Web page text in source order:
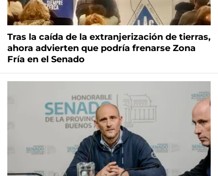
Tras la caída de la extranjerización de tierras,
ahora advierten que podría frenarse Zona
Fría en el Senado